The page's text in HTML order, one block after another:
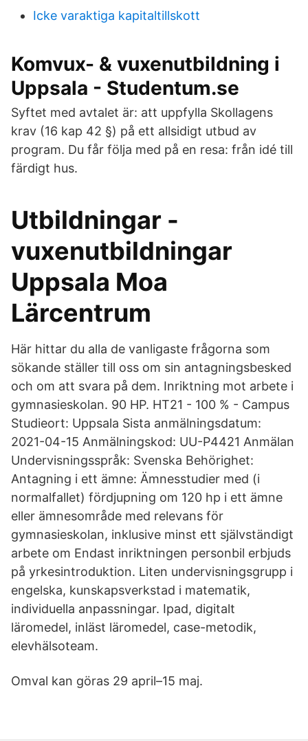
Icke varaktiga kapitaltillskott
Komvux- & vuxenutbildning i
Uppsala - Studentum.se
Syftet med avtalet är: att uppfylla Skollagens
krav (16 kap 42 §) på ett allsidigt utbud av
program. Du får följa med på en resa: från idé till
färdigt hus.
Utbildningar -
vuxenutbildningar
Uppsala Moa
Lärcentrum
Här hittar du alla de vanligaste frågorna som
sökande ställer till oss om sin antagningsbesked
och om att svara på dem. Inriktning mot arbete i
gymnasieskolan. 90 HP. HT21 - 100 % - Campus
Studieort: Uppsala Sista anmälningsdatum:
2021-04-15 Anmälningskod: UU-P4421 Anmälan
Undervisningsspråk: Svenska Behörighet:
Antagning i ett ämne: Ämnesstudier med (i
normalfallet) fördjupning om 120 hp i ett ämne
eller ämnesområde med relevans för
gymnasieskolan, inklusive minst ett självständigt
arbete om Endast inriktningen personbil erbjuds
på yrkesintroduktion. Liten undervisningsgrupp i
engelska, kunskapsverkstad i matematik,
individuella anpassningar. Ipad, digitalt
läromedel, inläst läromedel, case-metodik,
elevhälsoteam.
Omval kan göras 29 april–15 maj.